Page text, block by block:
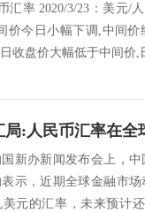
汇率 2020/3/23：美元/
价今日小幅下调,中间
收盘价大幅低于中间价,
局:人民币汇率在全
办新闻发布会上，中
示，近期全球金融市
元的汇率，未来预计